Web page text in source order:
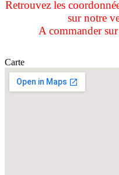
Retrouvez les
sur notre
A commander sur
Carte